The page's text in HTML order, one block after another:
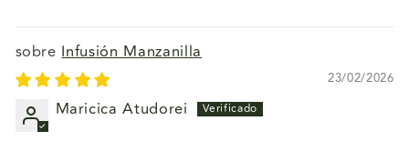
Infusión Manzanilla
23/02/2026
Maricica Atudorei